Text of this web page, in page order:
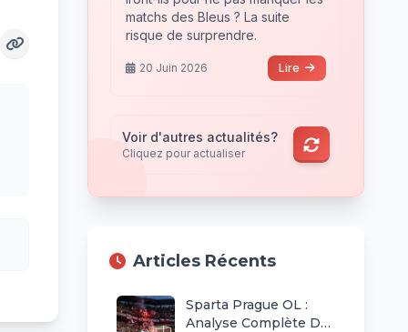
matchs des Bleus ? La suite
risque de surprendre.
20 Juin 2026 Lire
Voir d'autres actualités?
Cliquez pour actualiser
Articles Récents
Sparta Prague OL :
Analyse Complète De